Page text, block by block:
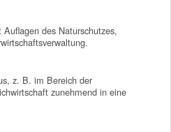
des Naturschutzes,
z. B. im Bereich der
zunehmend in eine